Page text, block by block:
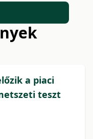
a piaci
teszt